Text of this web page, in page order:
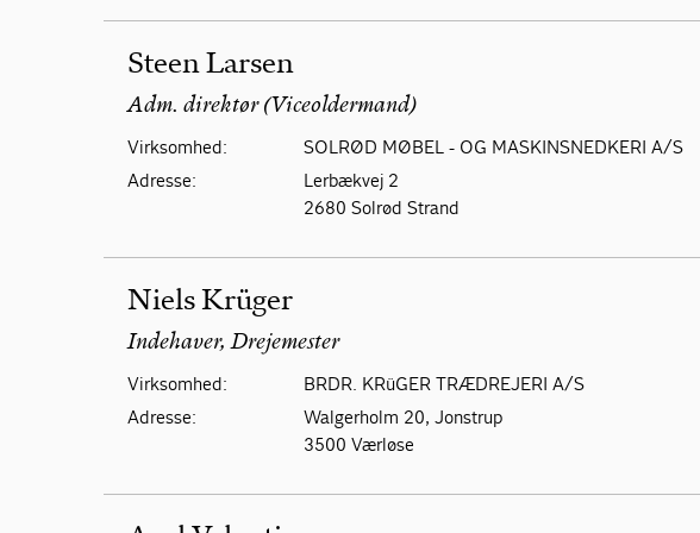
Steen Larsen
Adm. direktør (Viceoldermand)
Virksomhed:
SOLRØD MØBEL - OG MASKINSNEDKERI A/S
Adresse:
Lerbækvej 2
2680 Solrød Strand
Niels Krüger
Indehaver, Drejemester
Virksomhed:
BRDR. KRüGER TRÆDREJERI A/S
Adresse:
Walgerholm 20, Jonstrup
3500 Værløse